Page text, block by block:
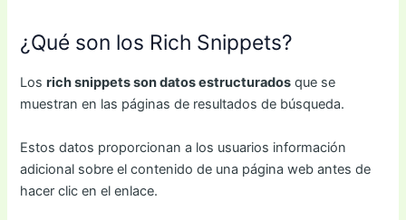
¿Qué son los Rich Snippets?
Losrich snippets son datos estructurados que se
muestran en las páginas de resultados de búsqueda.
Estos datos proporcionan a los usuarios información
adicional sobre el contenido de una página web antes de
hacer clic en el enlace.